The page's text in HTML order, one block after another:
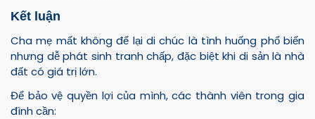
Kết luận
Cha mẹ mất không để lại di chúc là tình huống phổ biến
nhưng dễ phát sinh tranh chấp, đặc biệt khi di sản là nhà
đất có giá trị lớn.
Để bảo vệ quyền lợi của mình, các thành viên trong gia
đình cần: